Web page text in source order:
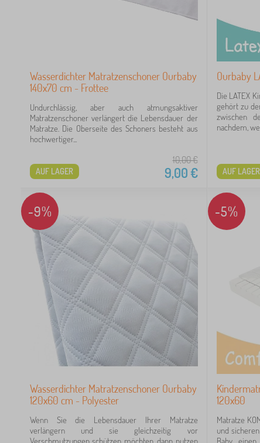
Wasserdichter Matratzenschoner Ourbaby
140x70 cm - Frottee
Undurchlässig, aber auch atmungsaktiver
Matratzenschoner verlängert die Lebensdauer der
Matratze. Die Oberseite des Schoners besteht aus
hochwertiger...
10,00€
9,00€
AUF LAGER
Ourbaby
Die LATEX
gehört zu
zwischen
nachdem,
AUF LAGER
-9%
Wasserdichter Matratzenschoner Ourbaby
120x60 cm - Polyester
Wenn Sie die Lebensdauer Ihrer Matratze
verlängern und sie gleichzeitig vor
-5%
120x60
Matratze
und